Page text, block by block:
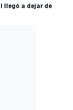
llegó a dejar de